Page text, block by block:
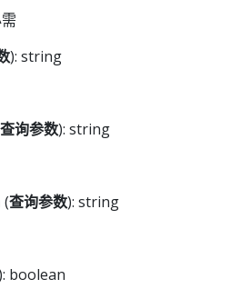
): string
查询参数): string
(查询参数): string
boolean